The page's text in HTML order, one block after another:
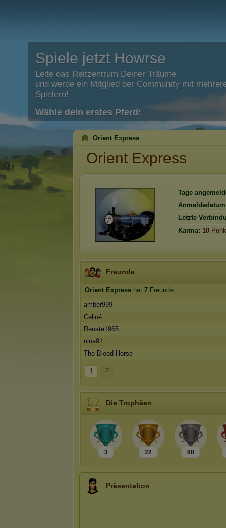
Spiele jetzt Howrse
Leite das Reitzentrum Deiner Träume
und werde ein Mitglied der Community mit
Spielern!
Wähle dein erstes Pferd:
Orient Express
Orient Express
Tage
Letzte
Karma: 10
Freunde
Orient Express hat 7 Freunde:
amber999
Celiné
Renate1965
nina91
The Blood-Horse
1 2
Die Trophäen
3 22 68
Präsentation